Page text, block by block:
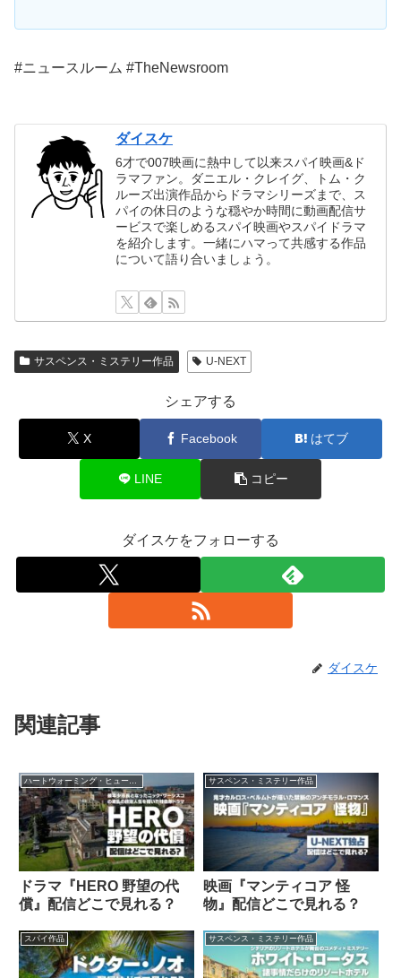
#ニュースルーム #TheNewsroom
ダイスケ
6才で007映画に熱中して以来スパイ映画&ド
ラマファン。ダニエル・クレイグ、トム・ク
ルーズ出演作品からドラマシリーズまで、ス
パイの休日のような穏やか時間に動画配信サ
ービスで楽しめるスパイ映画やスパイドラマ
を紹介します。一緒にハマって共感する作品
について語り合いましょう。
サスペンス・ミステリー作品 U-NEXT
シェアする
X Facebook はてブ
LINE コピー
ダイスケをフォローする
ダイスケ
関連記事
ハートウォーミング・ヒューマン作品
ドラマ『HERO 野望の代
償』配信どこで見れる？
サスペンス・ミステリー作品
映画『マンティコア 怪
物』配信どこで見れる？
スパイ作品 サスペンス・ミステリー作品